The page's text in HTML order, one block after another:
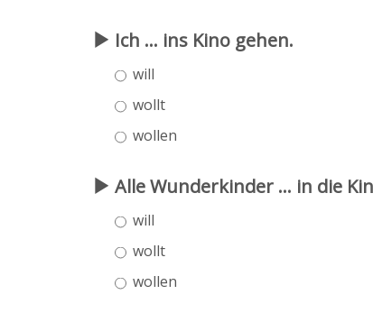
Ich ... ins Kino gehen.
will
wollt
wollen
Alle Wunderkinder ... in die
will
wollt
wollen